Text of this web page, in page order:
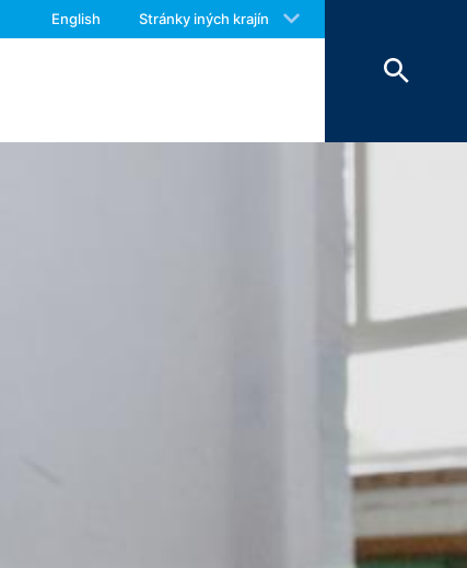
English Stránky iných krajín
an answer as soon as possible.
should you find necessary.